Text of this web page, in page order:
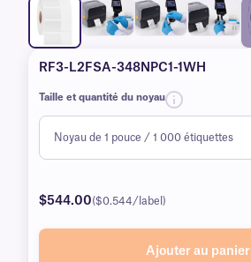
RF3-L2FSA-348NPC1-1WH
Taille et quantité du noyau
$544.00($0.544/label)
Ajouter au panier